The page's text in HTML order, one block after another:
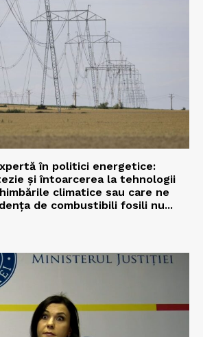
în politici energetice:
și întoarcerea la tehnologii
climatice sau care ne
de combustibili fosili nu...